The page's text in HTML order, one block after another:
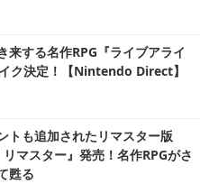
来する名作RPG『ライブアライ
ク決定！【Nintendo Direct】
トも追加されたリマスター版
リマスター』発売！名作RPGがさ
甦る